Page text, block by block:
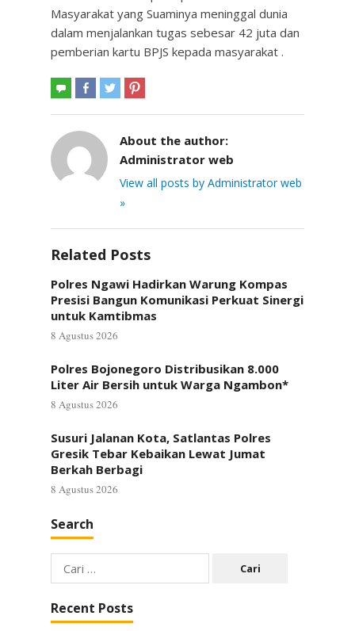
Masyarakat yang Suaminya meninggal dunia
dalam menjalankan tugas sebesar 42 juta dan
pemberian kartu BPJS kepada masyarakat .
About the author:
Administrator web
View all posts by Administrator web
»
Related Posts
Polres Ngawi Hadirkan Warung Kompas
Presisi Bangun Komunikasi Perkuat Sinergi
untuk Kamtibmas
8 Agustus 2026
Polres Bojonegoro Distribusikan 8.000
Liter Air Bersih untuk Warga Ngambon*
8 Agustus 2026
Susuri Jalanan Kota, Satlantas Polres
Gresik Tebar Kebaikan Lewat Jumat
Berkah Berbagi
8 Agustus 2026
Search
Cari
untuk:
Recent Posts